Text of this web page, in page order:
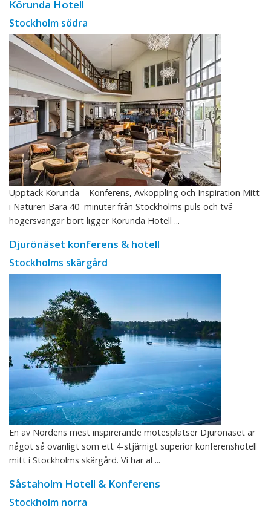
Körunda Hotell
Stockholm södra
Upptäck Körunda – Konferens, Avkoppling och Inspiration Mitt
i Naturen Bara 40 minuter från Stockholms puls och två
högersvängar bort ligger Körunda Hotell ...
Djurönäset konferens & hotell
Stockholms skärgård
En av Nordens mest inspirerande mötesplatser Djurönäset är
något så ovanligt som ett 4-stjärnigt superior konferenshotell
mitt i Stockholms skärgård. Vi har al ...
Såstaholm Hotell & Konferens
Stockholm norra